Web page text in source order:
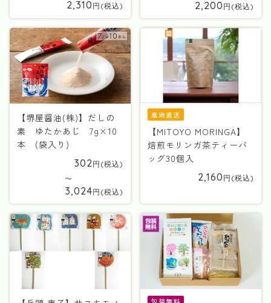
2,310 2,200
【堺屋醤油(株)】だしの
素 ゆたかあじ 7g×10
本 (袋入り)
302
〜
3,024
産地直送
【MITOYO MORINGA】
焙煎モリンガ茶ティーバ
ッグ30個入
2,160